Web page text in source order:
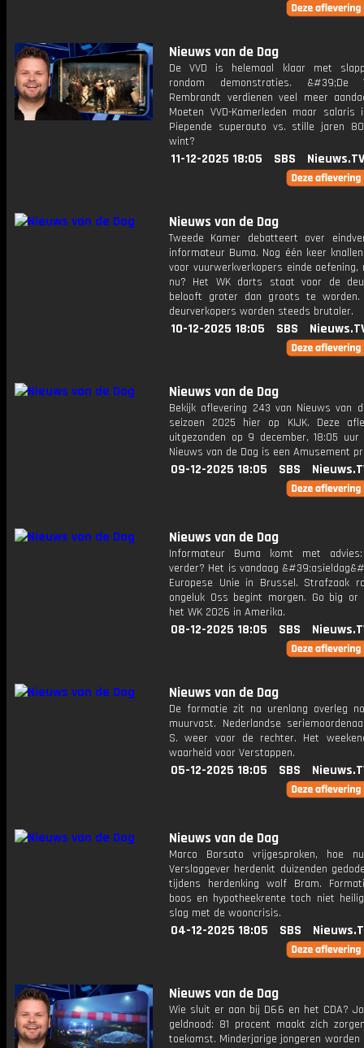
Nieuws van de Dag
De VVD is helemaal klaar met
rondom demonstraties. &#39;De
Rembrandt verdienen veel meer
Moeten VVD-Kamerleden maar salaris
Piepende superauto vs. stille jaren
wint?
11-12-2025 18:05 SBS Nieuws.TV
Nieuws van de Dag
Tweede Kamer debatteert over
informateur Buma. Nog één keer
voor vuurwerkverkopers einde
nu? Het WK darts staat voor de
belooft groter dan groots te worden.
deurverkopers worden steeds brutaler.
10-12-2025 18:05 SBS
Nieuws van de Dag
Bekijk aflevering 243 van Nieuws van
seizoen 2025 hier op KIJK. Deze
uitgezonden op 9 december, 18:05 uur
Nieuws van de Dag is een Amusement
09-12-2025 18:05 SBS
Nieuws van de Dag
Informateur Buma komt met
verder? Het is vandaag
Europese Unie in Brussel. Strafzaak
ongeluk Oss begint morgen. Go big or
het WK 2026 in Amerika.
08-12-2025 18:05 SBS
Nieuws van de Dag
De formatie zit na urenlang overleg
muurvast. Nederlandse
S. weer voor de rechter. Het
waarheid voor Verstappen.
05-12-2025 18:05 SBS
Nieuws van de Dag
Marco Borsato vrijgesproken, hoe
Verslaggever herdenkt duizenden
tijdens herdenking wolf Bram.
boos en hypotheekrente toch niet
slag met de wooncrisis.
04-12-2025 18:05 SBS
Nieuws van de Dag
Wie sluit er aan bij D66 en het CDA?
geldnood: 81 procent maakt zich
toekomst. Minderjarige jongeren worden